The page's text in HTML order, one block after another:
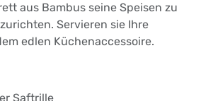
aus Bambus seine Speisen zu
Servieren sie Ihre
edlen Küchenaccessoire.
Saftrille